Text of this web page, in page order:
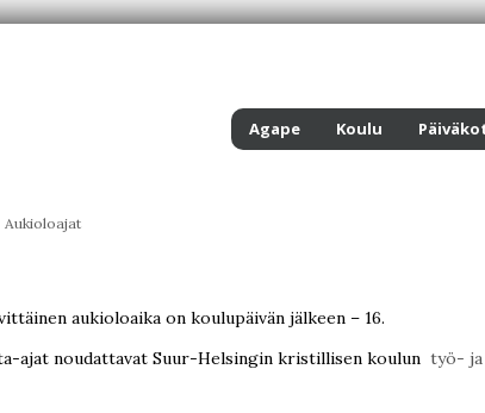
Agape Koulu
Aukioloajat
aukioloaika on koulupäivän jälkeen – 16.
ajat noudattavat Suur-Helsingin kristillisen koulun työ- ja